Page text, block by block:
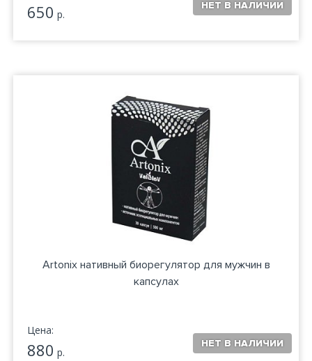
650 р.
Artonix нативный биорегулятор для мужчин в
капсулах
Цена:
880 р.